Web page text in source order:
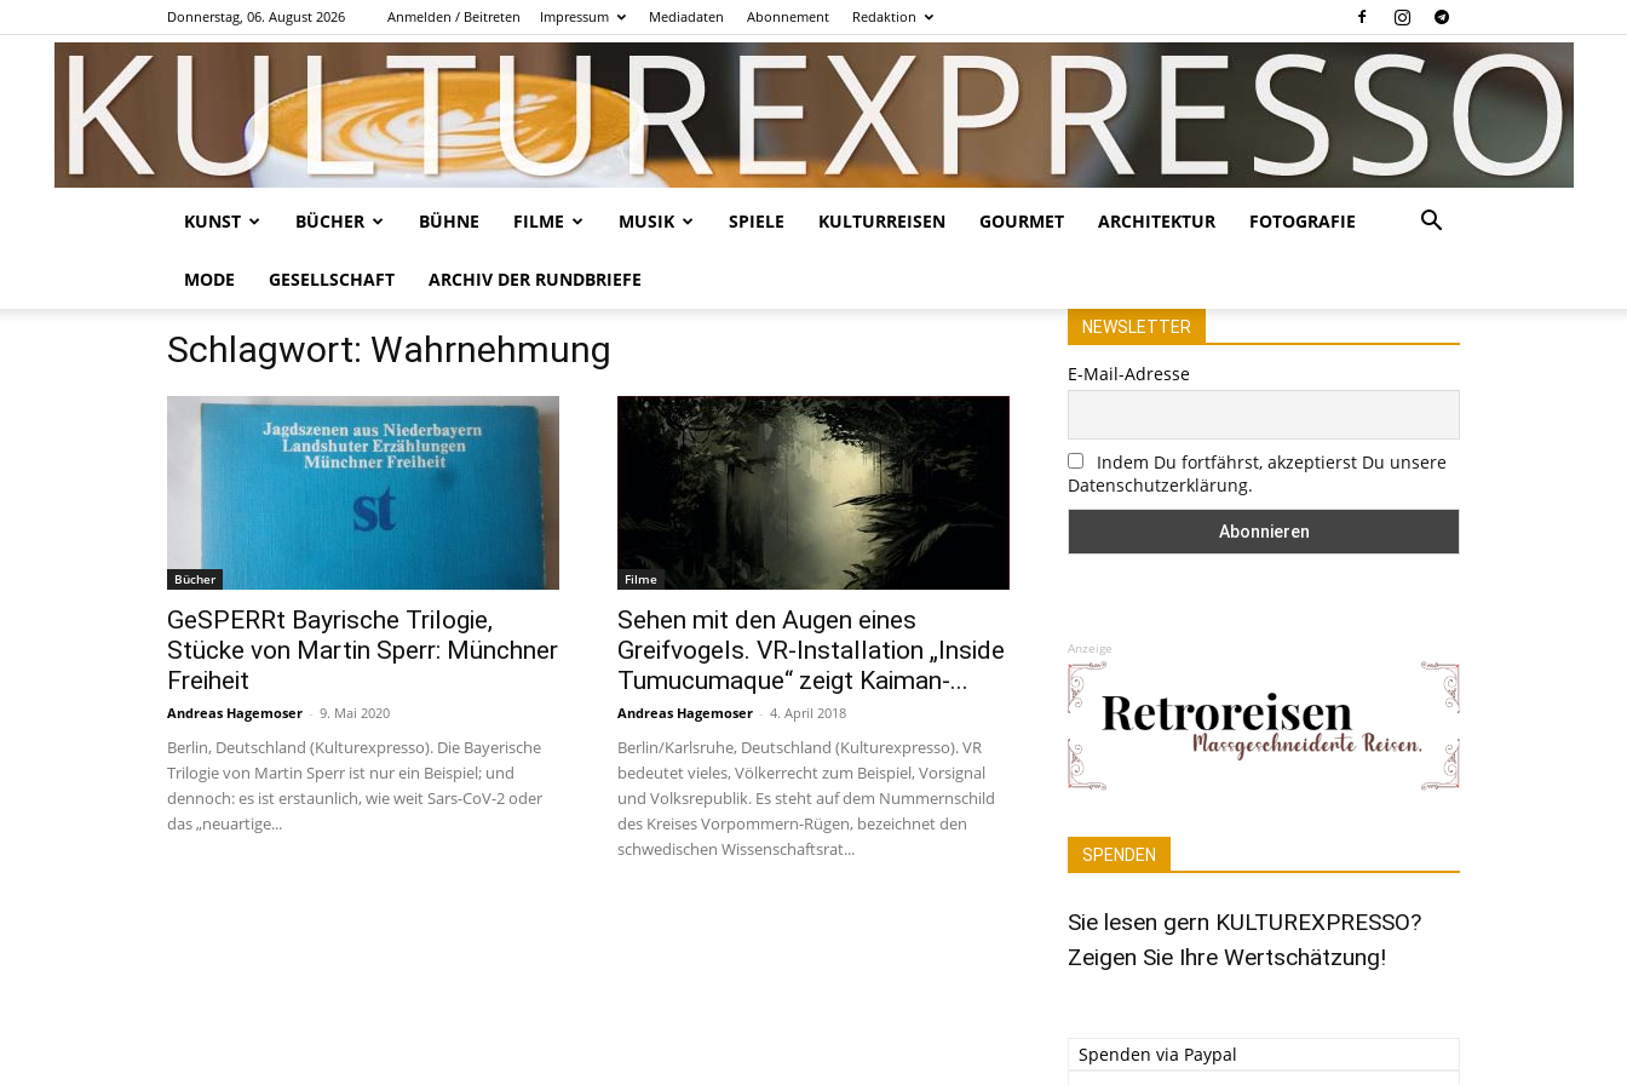
Donnerstag, 06. August 2026 Anmelden / Beitreten Impressum Mediadaten Abonnement Redaktion
KUNST BÜCHER BÜHNE FILME MUSIK SPIELE KULTURREISEN GOURMET ARCHITEKTUR FOTOGRAFIE
MODE GESELLSCHAFT ARCHIV DER RUNDBRIEFE
Schlagwort: Wahrnehmung
Bücher
GeSPERRt Bayrische Trilogie,
Stücke von Martin Sperr: Münchner
Freiheit
Andreas Hagemoser - 9. Mai 2020
Berlin, Deutschland (Kulturexpresso). Die Bayerische
Trilogie von Martin Sperr ist nur ein Beispiel; und
dennoch: es ist erstaunlich, wie weit Sars-CoV-2 oder
das „neuartige...
Filme
Sehen mit den Augen eines
Greifvogels. VR-Installation „Inside
Tumucumaque“ zeigt Kaiman-...
Andreas Hagemoser - 4. April 2018
Berlin/Karlsruhe, Deutschland (Kulturexpresso). VR
bedeutet vieles, Völkerrecht zum Beispiel, Vorsignal
und Volksrepublik. Es steht auf dem Nummernschild
des Kreises Vorpommern-Rügen, bezeichnet den
schwedischen Wissenschaftsrat...
NEWSLETTER
E-Mail-Adresse
Indem Du fortfährst, akzeptierst Du unsere
Datenschutzerklärung.
Anzeige
SPENDEN
Sie lesen gern KULTUREXPRESSO?
Zeigen Sie Ihre Wertschätzung!
Spenden via Paypal